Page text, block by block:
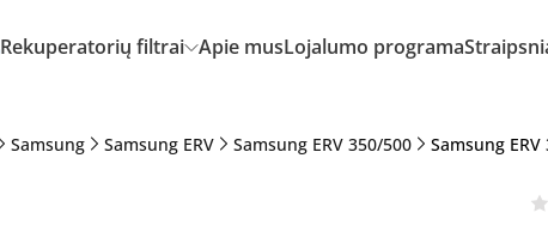
Rekuperatorių filtrai Apie musLojalumo programa
Samsung Samsung ERV Samsung ERV 350/500 Samsung